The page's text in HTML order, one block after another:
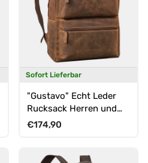
Sofort Lieferbar
"Gustavo" Echt Leder
Rucksack Herren und
Damen Groß Laptopfach
Normaler Preis
€174,90